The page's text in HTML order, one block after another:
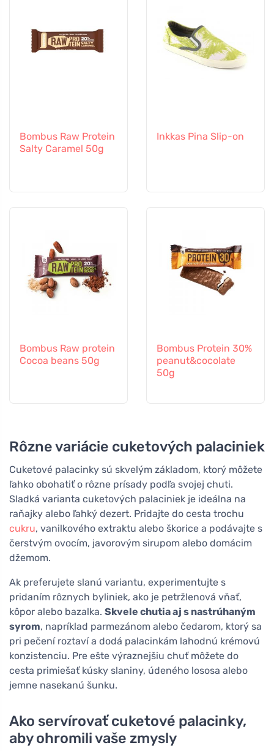
Bombus Raw Protein
Salty Caramel 50g
Inkkas Pina Slip-on
Bombus Raw protein
Cocoa beans 50g
Bombus Protein 30%
peanut&cocolate
50g
Rôzne variácie cuketových palaciniek
Cuketové palacinky sú skvelým základom, ktorý môžete
ľahko obohatiť o rôzne prísady podľa svojej chuti.
Sladká varianta cuketových palaciniek je ideálna na
raňajky alebo ľahký dezert. Pridajte do cesta trochu
cukru, vanilkového extraktu alebo škorice a podávajte s
čerstvým ovocím, javorovým sirupom alebo domácim
džemom.
Ak preferujete slanú variantu, experimentujte s
pridaním rôznych byliniek, ako je petržlenová vňať,
kôpor alebo bazalka. Skvele chutia aj s nastrúhaným
syrom, napríklad parmezánom alebo čedarom, ktorý sa
pri pečení roztaví a dodá palacinkám lahodnú krémovú
konzistenciu. Pre ešte výraznejšiu chuť môžete do
cesta primiešať kúsky slaniny, údeného lososa alebo
jemne nasekanú šunku.
Ako servírovať cuketové palacinky,
aby ohromili vaše zmysly